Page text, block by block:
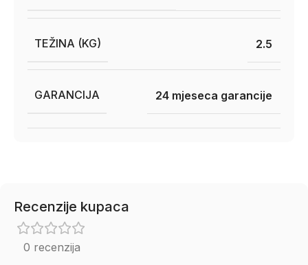
TEŽINA (KG) 2.5
GARANCIJA 24 mjeseca garancije
Recenzije kupaca
0 recenzija